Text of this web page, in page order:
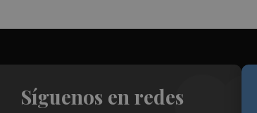
Síguenos en redes